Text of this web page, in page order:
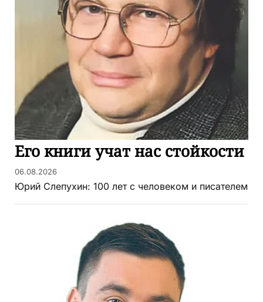
Его книги учат нас стойкости
06.08.2026
Юрий Слепухин: 100 лет с человеком и писателем